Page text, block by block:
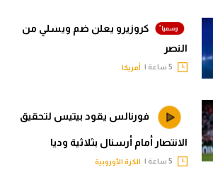
كروزيرو يعلن ضم ويسلي من
النصر
أمريكا
فورنالس يقود بيتيس لتحقيق
الانتصار أمام أرسنال بثلاثية وديا
الكرة الأوروبية